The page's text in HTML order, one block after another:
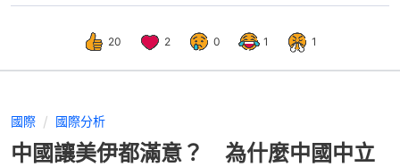
20 2 0 1 1
國際 國際分析
中國讓美伊都滿意？ 為什麼中國中立